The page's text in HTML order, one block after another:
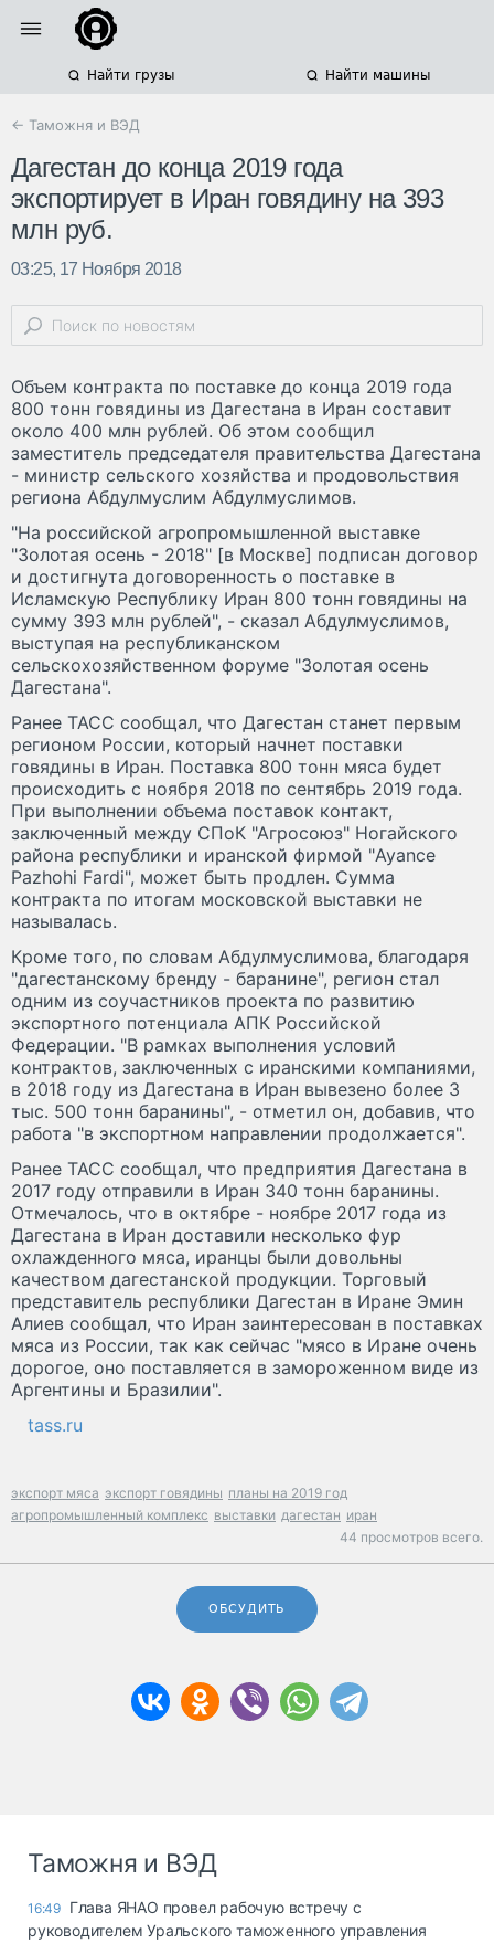
Найти грузы Найти машины
← Таможня и ВЭД
Дагестан до конца 2019 года
экспортирует в Иран говядину на 393
млн руб.
03:25, 17 Ноября 2018
Объем контракта по поставке до конца 2019 года
800 тонн говядины из Дагестана в Иран составит
около 400 млн рублей. Об этом сообщил
заместитель председателя правительства Дагестана
- министр сельского хозяйства и продовольствия
региона Абдулмуслим Абдулмуслимов.
"На российской агропромышленной выставке
"Золотая осень - 2018" [в Москве] подписан договор
и достигнута договоренность о поставке в
Исламскую Республику Иран 800 тонн говядины на
сумму 393 млн рублей", - сказал Абдулмуслимов,
выступая на республиканском
сельскохозяйственном форуме "Золотая осень
Дагестана".
Ранее ТАСС сообщал, что Дагестан станет первым
регионом России, который начнет поставки
говядины в Иран. Поставка 800 тонн мяса будет
происходить с ноября 2018 по сентябрь 2019 года.
При выполнении объема поставок контакт,
заключенный между СПоК "Агросоюз" Ногайского
района республики и иранской фирмой "Ayance
Pazhohi Fardi", может быть продлен. Сумма
контракта по итогам московской выставки не
называлась.
Кроме того, по словам Абдулмуслимова, благодаря
"дагестанскому бренду - баранине", регион стал
одним из соучастников проекта по развитию
экспортного потенциала АПК Российской
Федерации. "В рамках выполнения условий
контрактов, заключенных с иранскими компаниями,
в 2018 году из Дагестана в Иран вывезено более 3
тыс. 500 тонн баранины", - отметил он, добавив, что
работа "в экспортном направлении продолжается".
Ранее ТАСС сообщал, что предприятия Дагестана в
2017 году отправили в Иран 340 тонн баранины.
Отмечалось, что в октябре - ноябре 2017 года из
Дагестана в Иран доставили несколько фур
охлажденного мяса, иранцы были довольны
качеством дагестанской продукции. Торговый
представитель республики Дагестан в Иране Эмин
Алиев сообщал, что Иран заинтересован в поставках
мяса из России, так как сейчас "мясо в Иране очень
дорогое, оно поставляется в замороженном виде из
Аргентины и Бразилии".
tass.ru
экспорт мяса экспорт говядины планы на 2019 год
агропромышленный комплекс выставки дагестан иран
44 просмотров всего.
ОБСУДИТЬ
Таможня и ВЭД
16:49 Глава ЯНАО провел рабочую встречу с
руководителем Уральского таможенного управления